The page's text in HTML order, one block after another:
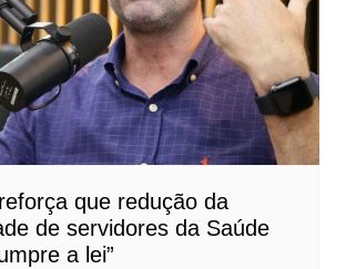
que redução da
de servidores da Saúde
a lei”